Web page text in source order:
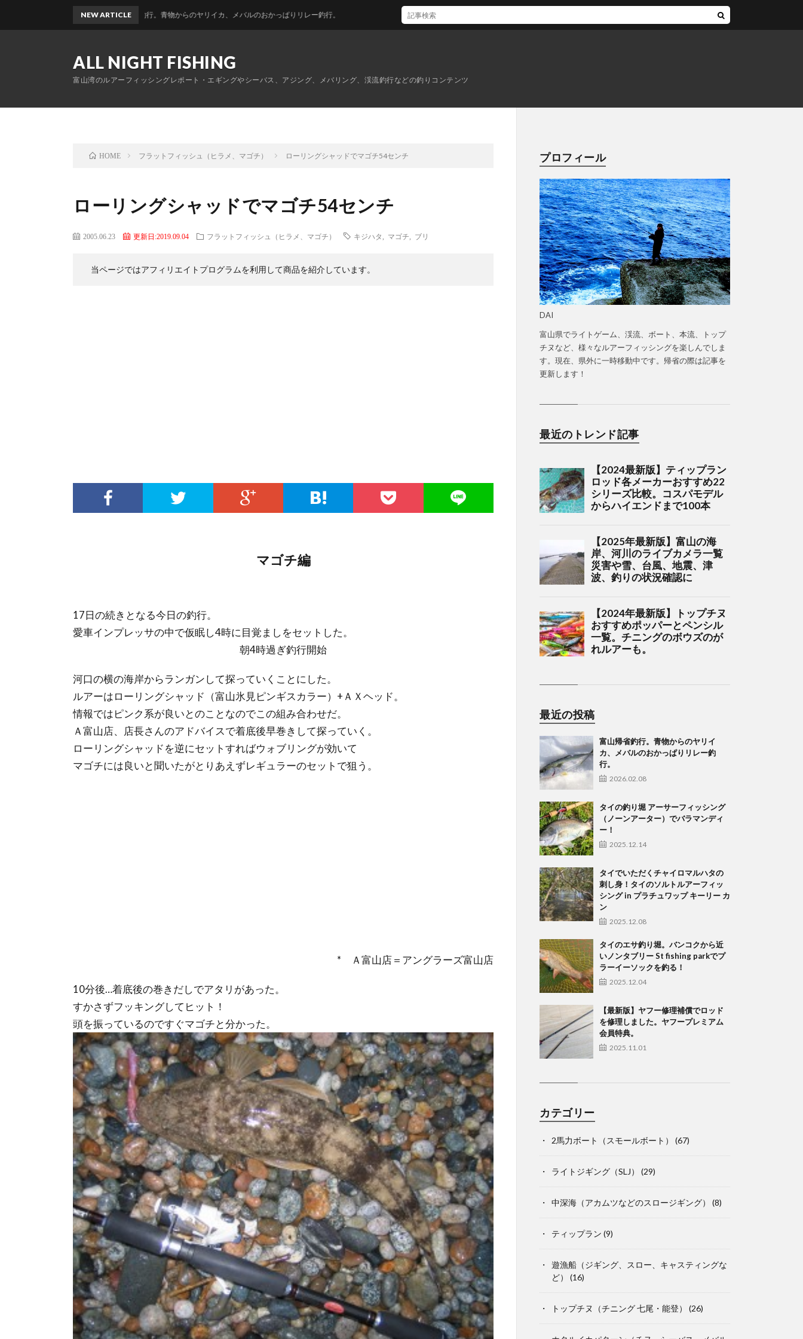
ALL NIGHT FISHING
富山湾のルアーフィッシングレポート・エギングやシーバス、アジング、メバリング、渓流釣行などの釣りコンテンツ
NEW ARTICLE
富山帰省釣行。青物からのヤリイカ、メバルのおかっぱりリレー釣行。
HOME フラットフィッシュ（ヒラメ、マゴチ） ローリングシャッドでマゴチ54センチ
ローリングシャッドでマゴチ54センチ
2005.06.23 更新日:2019.09.04 フラットフィッシュ（ヒラメ、マゴチ） キジハタ マゴチ ブリ
当ページではアフィリエイトプログラムを利用して商品を紹介しています。
マゴチ編
17日の続きとなる今日の釣行。
愛車インプレッサの中で仮眠し4時に目覚ましをセットした。
朝4時過ぎ釣行開始
河口の横の海岸からランガンして探っていくことにした。
ルアーはローリングシャッド（富山氷見ピンギスカラー）+ＡＸヘッド。
情報ではピンク系が良いとのことなのでこの組み合わせだ。
Ａ富山店、店長さんのアドバイスで着底後早巻きして探っていく。
ローリングシャッドを逆にセットすればウォブリングが効いて
マゴチには良いと聞いたがとりあえずレギュラーのセットで狙う。
* Ａ富山店＝アングラーズ富山店
10分後…着底後の巻きだしでアタリがあった。
すかさずフッキングしてヒット！
頭を振っているのですぐマゴチと分かった。
プロフィール
DAI
富山県でライトゲーム、渓流、ボート、本流、トップ
チヌなど、様々なルアーフィッシングを楽しんでしま
す。現在、県外に一時移動中です。帰省の際は記事を
更新します！
最近のトレンド記事
最近の投稿
富山帰省釣行。青物からのヤリイ
カ、メバルのおかっぱりリレー釣
行。
2026.02.08
タイの釣り堀 アーサーフィッシング
（ノーンアーター）でバラマンディ
ー！
2025.12.14
タイでいただくチャイロマルハタの
刺し身！タイのソルトルアーフィッ
シング in プラチュワップ キーリー カ
ン
2025.12.08
タイのエサ釣り堀。バンコクから近
いノンタブリー St fishing parkでプ
ラーイーソックを釣る！
2025.12.04
【最新版】ヤフー修理補償でロッド
を修理しました。ヤフープレミアム
会員特典。
2025.11.01
カテゴリー
2馬力ボート（スモールボート） (67)
ライトジギング（SLJ） (29)
中深海（アカムツなどのスロージギング） (8)
ティップラン (9)
遊漁船（ジギング、スロー、キャスティングな
ど）
(16)
トップチヌ（チニング 七尾・能登） (26)